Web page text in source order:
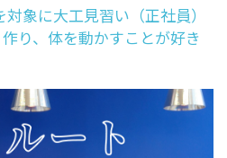
象に大工見習い（正社員）
り、体を動かすことが好き